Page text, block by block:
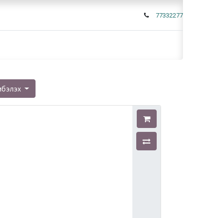
77332277